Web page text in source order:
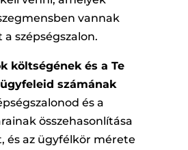
vannak
szépségszalon.
költségének és a Te
számának
és a
összehasonlítása
és az ügyfélkör mérete